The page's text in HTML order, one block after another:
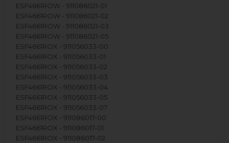
ESF4661ROW - 911086021-01
ESF4661ROW - 911086021-02
ESF4661ROW - 911086021-03
ESF4661ROW - 911086021-05
ESF4661ROX - 911056033-00
ESF4661ROX - 911056033-01
ESF4661ROX - 911056033-02
ESF4661ROX - 911056033-03
ESF4661ROX - 911056033-04
ESF4661ROX - 911056033-05
ESF4661ROX - 911056033-07
ESF4661ROX - 911086017-00
ESF4661ROX - 911086017-01
ESF4661ROX - 911086017-02